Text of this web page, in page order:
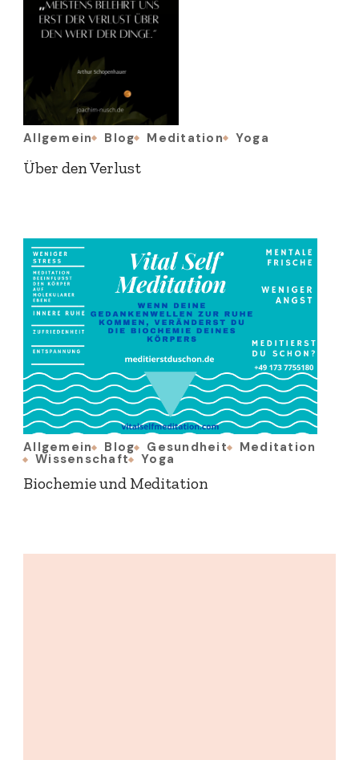
Allgemein Blog Meditation Yoga
Über den Verlust
Allgemein Blog Gesundheit Meditation
Wissenschaft Yoga
Biochemie und Meditation